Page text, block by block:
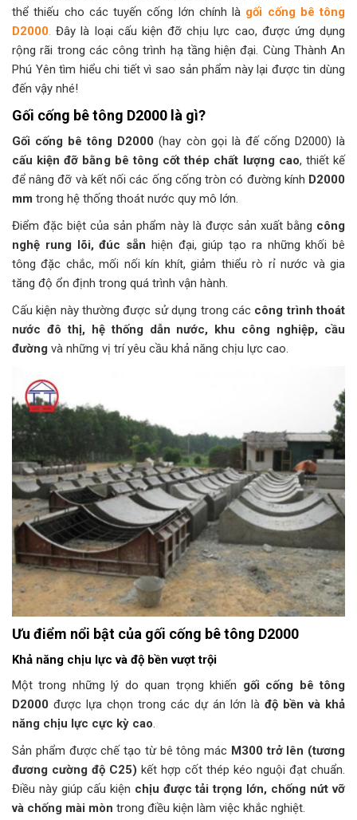
thể thiếu cho các tuyến cống lớn chính là gối cống bê tông
D2000. Đây là loại cấu kiện đỡ chịu lực cao, được ứng dụng
rộng rãi trong các công trình hạ tầng hiện đại. Cùng Thành An
Phú Yên tìm hiểu chi tiết vì sao sản phẩm này lại được tin dùng
đến vậy nhé!
Gối cống bê tông D2000 là gì?
Gối cống bê tông D2000 (hay còn gọi là đế cống D2000) là
cấu kiện đỡ bằng bê tông cốt thép chất lượng cao, thiết kế
để nâng đỡ và kết nối các ống cống tròn có đường kính D2000
mm trong hệ thống thoát nước quy mô lớn.
Điểm đặc biệt của sản phẩm này là được sản xuất bằng công
nghệ rung lõi, đúc sẵn hiện đại, giúp tạo ra những khối bê
tông đặc chắc, mối nối kín khít, giảm thiểu rò rỉ nước và gia
tăng độ ổn định trong quá trình vận hành.
Cấu kiện này thường được sử dụng trong các công trình thoát
nước đô thị, hệ thống dẫn nước, khu công nghiệp, cầu
đường và những vị trí yêu cầu khả năng chịu lực cao.
Ưu điểm nổi bật của gối cống bê tông D2000
Khả năng chịu lực và độ bền vượt trội
Một trong những lý do quan trọng khiến gối cống bê tông
D2000 được lựa chọn trong các dự án lớn là độ bền và khả
năng chịu lực cực kỳ cao.
Sản phẩm được chế tạo từ bê tông mác M300 trở lên (tương
đương cường độ C25) kết hợp cốt thép kéo nguội đạt chuẩn.
Điều này giúp cấu kiện chịu được tải trọng lớn, chống nứt vỡ
và chống mài mòn trong điều kiện làm việc khắc nghiệt.